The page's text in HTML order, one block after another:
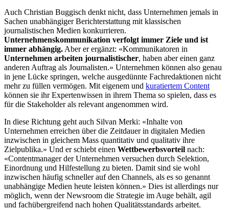
Auch Christian Buggisch denkt nicht, dass Unternehmen jemals in
Sachen unabhängiger Berichterstattung mit klassischen
journalistischen Medien konkurrieren.
Unternehmenskommunikation verfolgt immer Ziele und ist
immer abhängig. Aber er ergänzt: «Kommunikatoren in
Unternehmen arbeiten journalistischer, haben aber einen ganz
anderen Auftrag als Journalisten.» Unternehmen können also genau
in jene Lücke springen, welche ausgedünnte Fachredaktionen nicht
mehr zu füllen vermögen. Mit eigenem und kuratiertem Content
können sie ihr Expertenwissen in ihrem Thema so spielen, dass es
für die Stakeholder als relevant angenommen wird.
In diese Richtung geht auch Silvan Merki: «Inhalte von
Unternehmen erreichen über die Zeitdauer in digitalen Medien
inzwischen in gleichem Mass quantitativ und qualitativ ihre
Zielpublika.» Und er schiebt einen Wettbewerbsvorteil nach:
«Contentmanager der Unternehmen versuchen durch Selektion,
Einordnung und Hilfestellung zu bieten. Damit sind sie wohl
inzwischen häufig schneller auf den Channels, als es so genannt
unabhängige Medien heute leisten können.» Dies ist allerdings nur
möglich, wenn der Newsroom die Strategie im Auge behält, agil
und fachübergreifend nach hohen Qualitätsstandards arbeitet.